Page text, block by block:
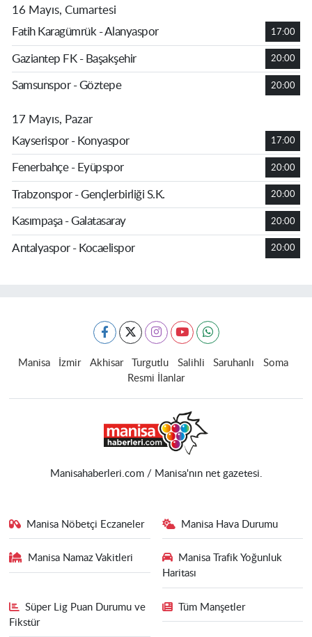
16 Mayıs, Cumartesi
Fatih Karagümrük - Alanyaspor
17:00
Gaziantep FK - Başakşehir 20:00
Samsunspor - Göztepe 20:00
17 Mayıs, Pazar
Kayserispor - Konyaspor
17:00
Fenerbahçe - Eyüpspor 20:00
Trabzonspor - Gençlerbirliği S.K. 20:00
Kasımpaşa - Galatasaray 20:00
Antalyaspor - Kocaelispor 20:00
Manisa İzmir Akhisar Turgutlu Salihli Saruhanlı
Soma
Resmi İlanlar
Manisahaberleri.com / Manisa'nın net gazetesi.
Manisa Nöbetçi Eczaneler Manisa Hava Durumu
Manisa Namaz Vakitleri
Manisa Trafik Yoğunluk
Haritası
Süper Lig Puan Durumu ve
Fikstür
Tüm Manşetler